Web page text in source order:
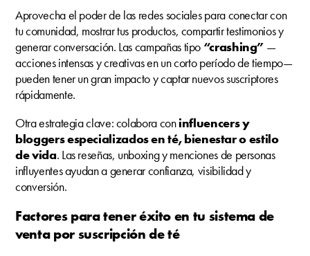
Aprovecha el poder de las redes sociales para conectar con
tu comunidad, mostrar tus productos, compartir testimonios y
generar conversación. Las campañas tipo “crashing” —
acciones intensas y creativas en un corto período de tiempo—
pueden tener un gran impacto y captar nuevos suscriptores
rápidamente.
Otra estrategia clave: colabora coninfluencers y
bloggers especializados en té, bienestar o estilo
de vida. Las reseñas, unboxing y menciones de personas
influyentes ayudan a generar confianza, visibilidad y
conversión.
Factores para tener éxito en tu sistema de
venta por suscripción de té